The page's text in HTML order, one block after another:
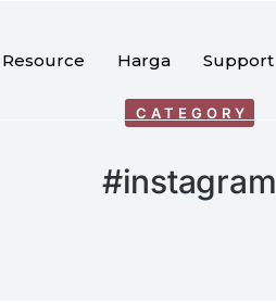
Resource Harga Support
CATEGORY
#instagram